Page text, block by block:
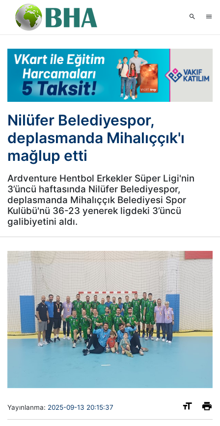
Nilüfer Belediyespor,
deplasmanda Mihalıççık'ı
mağlup etti
Ardventure Hentbol Erkekler Süper Ligi'nin
3’üncü haftasında Nilüfer Belediyespor,
deplasmanda Mihalıççık Belediyesi Spor
Kulübü'nü 36-23 yenerek ligdeki 3’üncü
galibiyetini aldı.
Yayınlanma: 2025-09-13 20:15:37